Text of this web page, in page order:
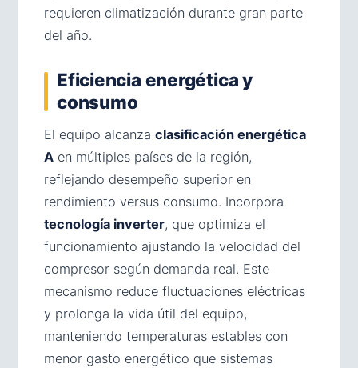
requieren climatización durante gran parte
del año.
Eficiencia energética y
consumo
El equipo alcanza clasificación energética
A en múltiples países de la región,
reflejando desempeño superior en
rendimiento versus consumo. Incorpora
tecnología inverter, que optimiza el
funcionamiento ajustando la velocidad del
compresor según demanda real. Este
mecanismo reduce fluctuaciones eléctricas
y prolonga la vida útil del equipo,
manteniendo temperaturas estables con
menor gasto energético que sistemas